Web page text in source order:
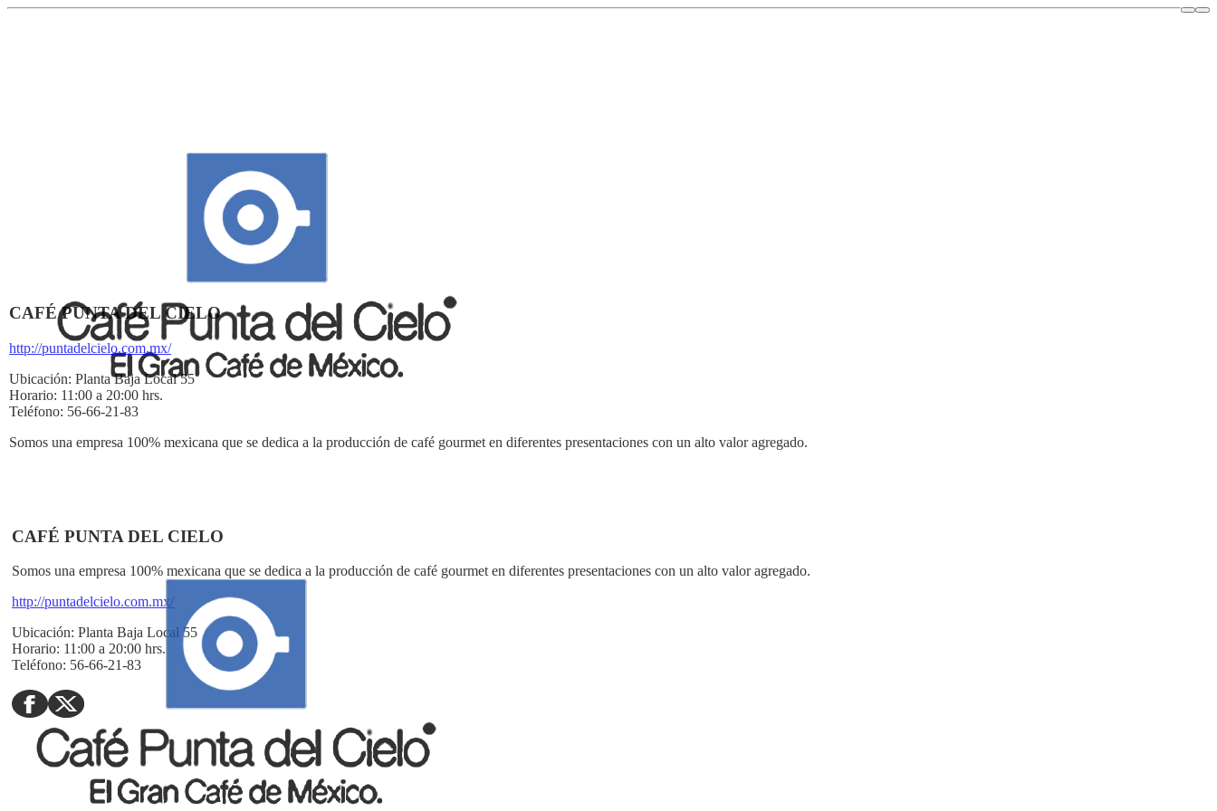
CAFÉ PUNTA DEL CIELO
http://puntadelcielo.com.mx/
Ubicación: Planta Baja Local 55
Horario: 11:00 a 20:00 hrs.
Teléfono: 56-66-21-83
Somos una empresa 100% mexicana que se dedica a la producción de café gourmet en diferentes presentaciones con un alto valor agregado.
CAFÉ PUNTA DEL CIELO
Somos una empresa 100% mexicana que se dedica a la producción de café gourmet en diferentes presentaciones con un alto valor agregado.
http://puntadelcielo.com.mx/
Ubicación: Planta Baja Local 55
Horario: 11:00 a 20:00 hrs.
Teléfono: 56-66-21-83